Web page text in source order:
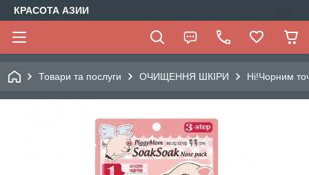
КРАСОТА АЗИИ
Товари та послуги ОЧИЩЕННЯ ШКІРИ Ні!Чорним